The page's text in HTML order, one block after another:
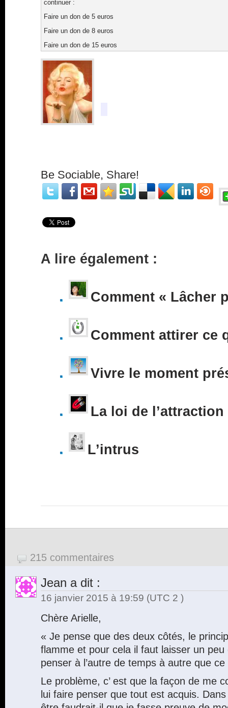
continuer :
Faire un don de 5 euros
Faire un don de 8 euros
Faire un don de 15 euros
Be Sociable, Share!
A lire également :
Comment « Lâcher
Comment attirer ce
Vivre le moment
La loi de l’attraction
L’intrus
215 commentaires
Jean a dit :
16 janvier 2015 à 19:59 (UTC 2 )
Chère Arielle,
« Je pense que des deux côtés, le
flamme et pour cela il faut laisser un peu
penser à l’autre de temps à autre que ce
Le problème, c’ est que la façon de me
lui faire penser que tout est acquis.